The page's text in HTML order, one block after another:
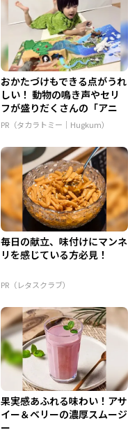
おかたづけもできる点がうれ
しい！ 動物の鳴き声やセリ
フが盛りだくさんの「アニ
ア ...
PR（タカラトミー｜Hugkum）
毎日の献立、味付けにマンネ
リを感じている方必見！
PR（レタスクラブ）
果実感あふれる味わい！アサ
イー＆ベリーの濃厚スムージ
ー